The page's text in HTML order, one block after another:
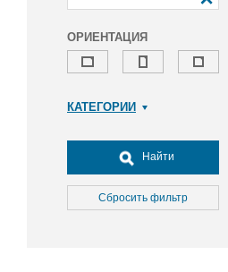
ОРИЕНТАЦИЯ
КАТЕГОРИИ
Досуг, туризм и отдых
Культура
Медицина
Найти
Сбросить фильтр